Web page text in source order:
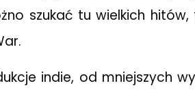
szukać tu wielkich hitów,
indie, od mniejszych